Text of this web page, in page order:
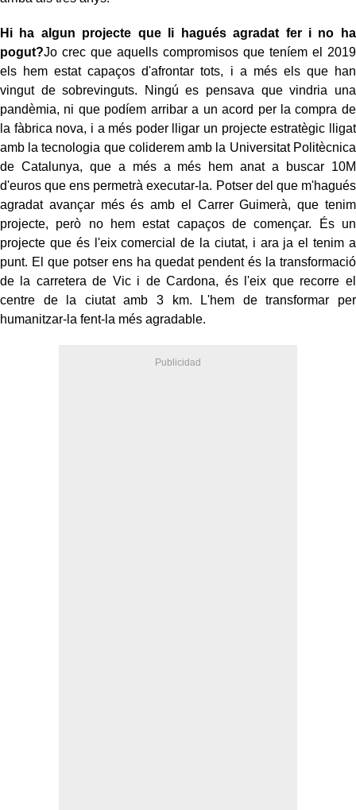
Hi ha algun projecte que li hagués agradat fer i no ha
pogut?Jo crec que aquells compromisos que teníem el 2019
els hem estat capaços d'afrontar tots, i a més els que han
vingut de sobrevinguts. Ningú es pensava que vindria una
pandèmia, ni que podíem arribar a un acord per la compra de
la fàbrica nova, i a més poder lligar un projecte estratègic lligat
amb la tecnologia que coliderem amb la Universitat Politècnica
de Catalunya, que a més a més hem anat a buscar 10M
d'euros que ens permetrà executar-la. Potser del que m'hagués
agradat avançar més és amb el Carrer Guimerà, que tenim
projecte, però no hem estat capaços de començar. És un
projecte que és l'eix comercial de la ciutat, i ara ja el tenim a
punt. El que potser ens ha quedat pendent és la transformació
de la carretera de Vic i de Cardona, és l'eix que recorre el
centre de la ciutat amb 3 km. L'hem de transformar per
humanitzar-la fent-la més agradable.